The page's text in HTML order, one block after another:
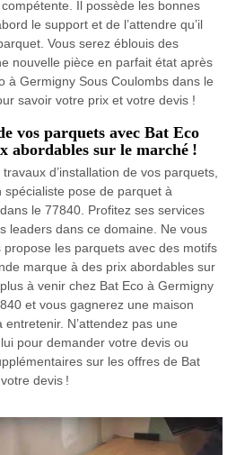
Il possède les bonnes
le support et de l’attendre qu’il
Vous serez éblouis des
nouvelle pièce en parfait état après
à Germigny Sous Coulombs dans le
savoir votre prix et votre devis !
vos parquets avec Bat Eco
abordables sur le marché !
d’installation de vos parquets,
pose de parquet à
le 77840. Profitez ses services
leaders dans ce domaine. Ne vous
les parquets avec des motifs
marque à des prix abordables sur
à venir chez Bat Eco à Germigny
et vous gagnerez une maison
N’attendez pas une
pour demander votre devis ou
sur les offres de Bat
devis !